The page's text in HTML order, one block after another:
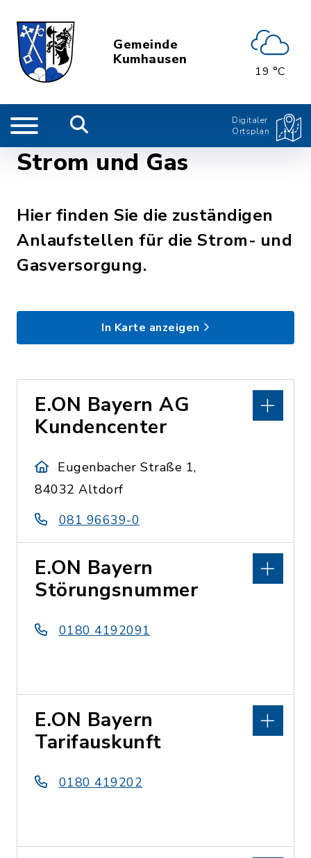
Gemeinde
Kumhausen
19 °C
Digitaler
Ortsplan
Strom und Gas
Hier finden Sie die zuständigen
Anlaufstellen für die Strom- und
Gasversorgung.
In Karte anzeigen
E.ON Bayern AG
Kundencenter
Eugenbacher Straße 1,
84032 Altdorf
081 96639-0
E.ON Bayern
Störungsnummer
0180 4192091
E.ON Bayern
Tarifauskunft
0180 419202